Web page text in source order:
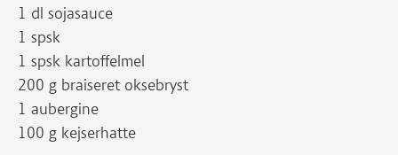
1 dl sojasauce
1 spsk
1 spsk kartoffelmel
200 g braiseret oksebryst
1 aubergine
100 g kejserhatte